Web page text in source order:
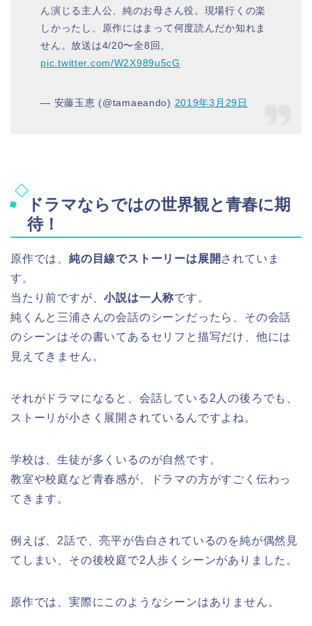
ん演じる主人公、純のお母さん役。現場行くの楽
しかったし、原作にはまって何度読んだか知れま
せん。放送は4/20〜全8回。
pic.twitter.com/W2X989u5cG
— 安藤玉恵 (@tamaeando) 2019年3月29日
ドラマならではの世界観と青春に期
待！
原作では、 純の目線でストーリーは展開 されていま
す。
当たり前ですが、小説は一人称です。
純くんと三浦さんの会話のシーンだったら、その会話
のシーンはその書いてあるセリフと描写だけ、他には
見えてきません。
それがドラマになると、会話している2人の後ろでも、
ストーリが小さく展開されているんですよね。
学校は、生徒が多くいるのが自然です。
教室や校庭など青春感が、ドラマの方がすごく伝わっ
てきます。
例えば、2話で、亮平が告白されているのを純が偶然見
てしまい、その後校庭で2人歩くシーンがありました。
原作では、実際にこのようなシーンはありません。